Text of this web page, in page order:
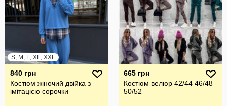
S, M, L, XL, XXL
840 грн
Костюм жіночий двійка з
імітацією сорочки
665 грн
Костюм велюр 42/44 46/48
50/52